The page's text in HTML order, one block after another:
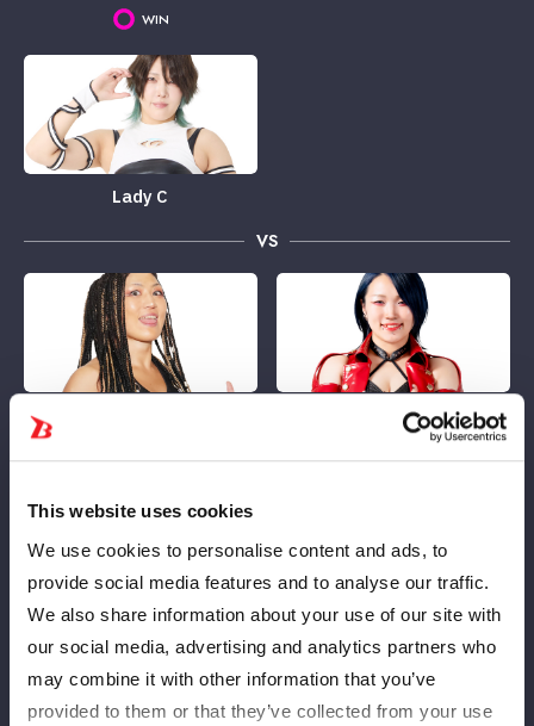
This website uses cookies
We use cookies to personalise content and ads, to
provide social media features and to analyse our traffic.
We also share information about your use of our site with
our social media, advertising and analytics partners who
may combine it with other information that you’ve
provided to them or that they’ve collected from your use
WIN
Lady C
VS
Aoki Itsuki
Iron Akira
10分22秒